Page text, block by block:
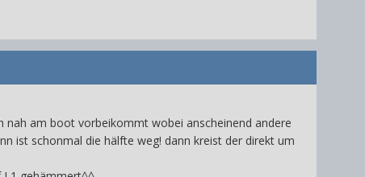
nah am boot vorbeikommt wobei anscheinend andere
ist schonmal die hälfte weg! dann kreist der direkt um